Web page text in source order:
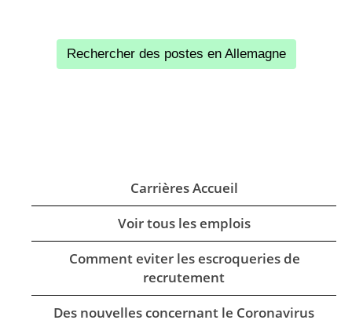
12 000 m2,
avec six salles
mixtes
automatisés,
ainsi que dans
l’assemblage
Rechercher des postes en Allemagne
Carrières Accueil
Voir tous les emplois
Comment eviter les escroqueries de
recrutement
Des nouvelles concernant le Coronavirus